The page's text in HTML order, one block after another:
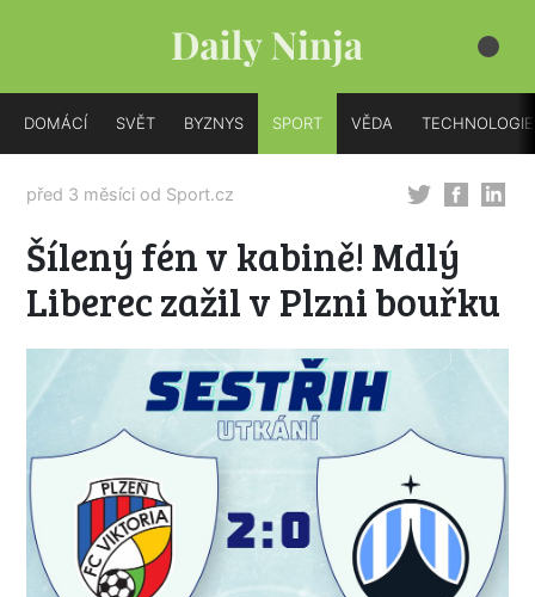
DOMÁCÍ SVĚT BYZNYS SPORT VĚDA TECHNOLOGIE
před 3 měsíci od Sport.cz
Šílený fén v kabině! Mdlý
Liberec zažil v Plzni bouřku